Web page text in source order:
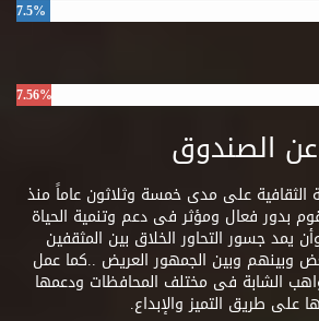
7.5%
7.56%
عن الصندوق
الثقافية على مدى خمسة وثلاثون عاماً منذ
عام 1989 أن يقوم بدور فعال ومؤثر فى دعم وتنمية الحياة
يمد جسور التحاور الخلاق بين المثقفين
وبينهم وبين الجمهور العريض ..كما عمل
الشابة فى مختلف المحافظات ودعمها
على طريق التميز والإبداع.